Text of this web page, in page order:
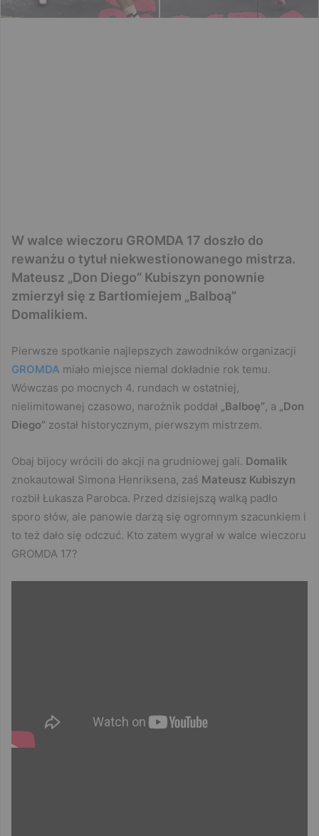
W walce wieczoru GROMDA 17 doszło do
rewanżu o tytuł niekwestionowanego mistrza.
Mateusz „Don Diego” Kubiszyn ponownie
zmierzył się z Bartłomiejem „Balboą”
Domalikiem.
Pierwsze spotkanie najlepszych zawodników organizacji
GROMDA miało miejsce niemal dokładnie rok temu.
Wówczas po mocnych 4. rundach w ostatniej,
nielimitowanej czasowo, narożnik poddał
„Balboę”, a
„Don
Diego” został historycznym, pierwszym mistrzem.
Obaj bijocy wrócili do akcji na grudniowej gali. Domalik
znokautował Simona Henriksena, zaś Mateusz Kubiszyn
rozbił Łukasza Parobca. Przed dzisiejszą walką padło
sporo słów, ale panowie darzą się ogromnym szacunkiem i
to też dało się odczuć. Kto zatem wygrał w walce wieczoru
GROMDA 17?